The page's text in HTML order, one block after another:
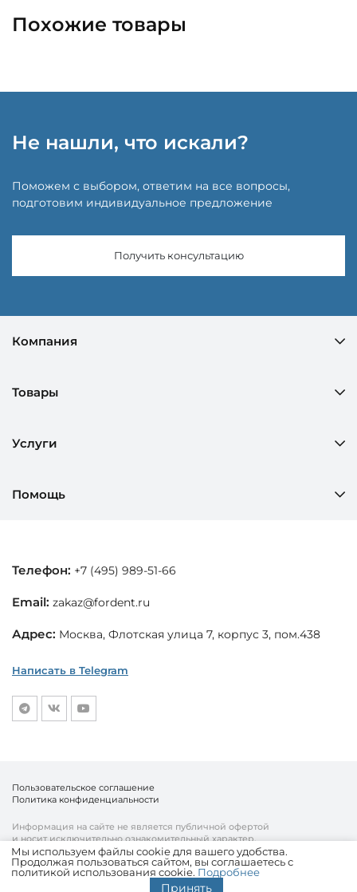
Похожие товары
Не нашли, что искали?
Поможем с выбором, ответим на все вопросы,
подготовим индивидуальное предложение
Получить консультацию
Компания
Товары
Услуги
Помощь
Телефон: +7 (495) 989-51-66
Email: zakaz@fordent.ru
Адрес: Москва, Флотская улица 7, корпус 3, пом.438
Написать в Telegram
© «Fordent», 2010—2026
Комплексный подход к вашему бизнесу
Информация на сайте не является публичной офертой
и носит исключительно ознакомительный характер.
Пользовательское соглашение
Политика конфиденциальности
Мы используем файлы cookie для вашего удобства.
Продолжая пользоваться сайтом, вы соглашаетесь с
политикой использования cookie. Подробнее
Принять